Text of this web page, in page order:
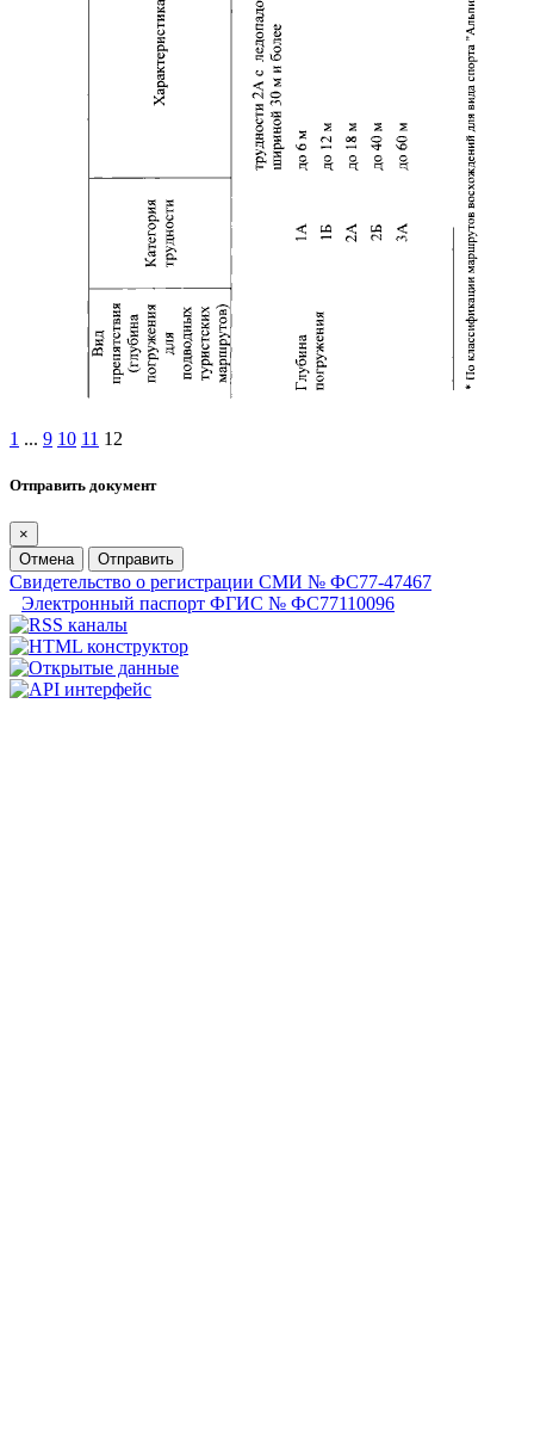
1 ... 9 10 11 12
Отправить документ
×
Отмена
Отправить
Свидетельство о регистрации СМИ № ФС77-47467
Электронный паспорт ФГИС № ФС77110096